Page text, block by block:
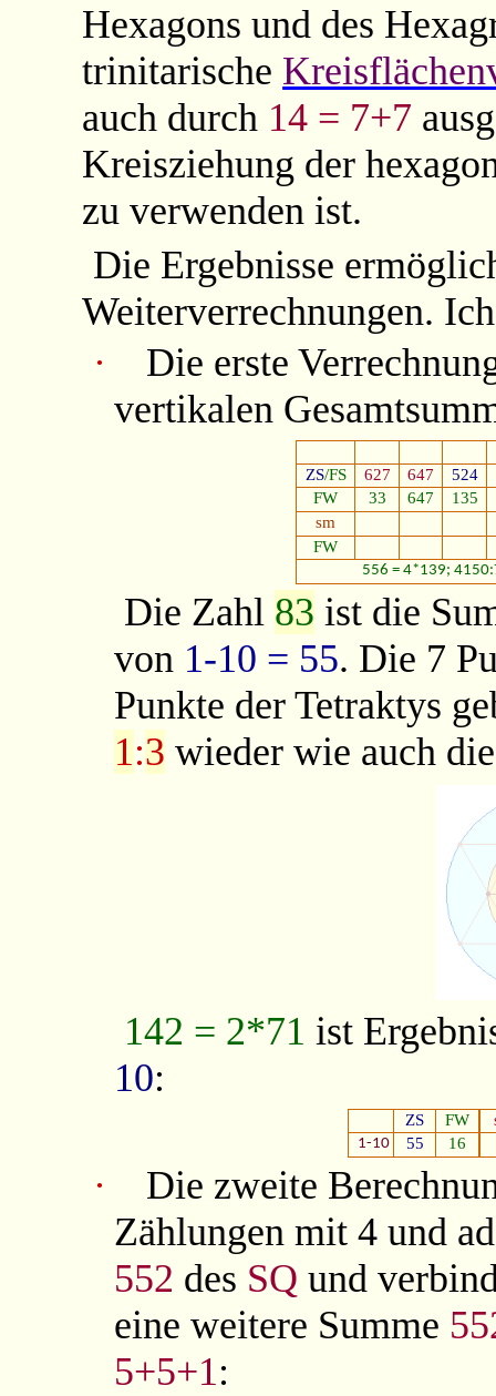
Hexagons und des
trinitarische
auch durch 14 = 7+7
Kreisziehung der
zu verwenden ist.
Die Ergebnisse
Weiterverrechnungen.
·
Die erste
vertikalen
ZS/FS 627 647 524
FW
33 647
135
sm
FW
556 = 4*139;
Die Zahl 83 ist die
von 1-10 = 55. Die 7
Punkte der Tetraktys
1:3 wieder wie auch
142 = 2*71 ist
10:
ZS FW
1-10 55 16
·
Die zweite
Zählungen mit 4 und
552 des SQ und
eine weitere Summe
5+5+1: